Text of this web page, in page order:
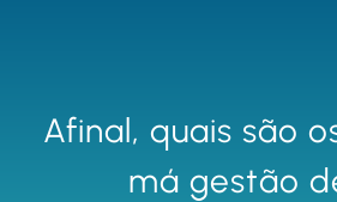
Afinal, quais são
má gestão